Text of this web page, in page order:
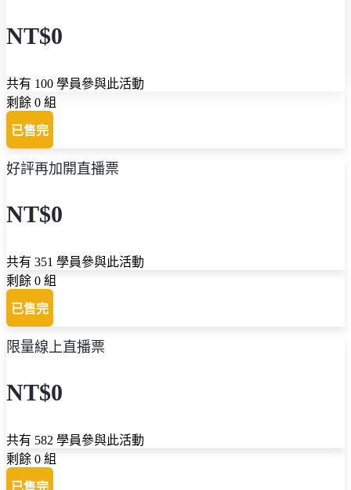
NT$0
共有 100 學員參與此活動
剩餘 0 組
已售完
好評再加開直播票
NT$0
共有 351 學員參與此活動
剩餘 0 組
已售完
限量線上直播票
NT$0
共有 582 學員參與此活動
剩餘 0 組